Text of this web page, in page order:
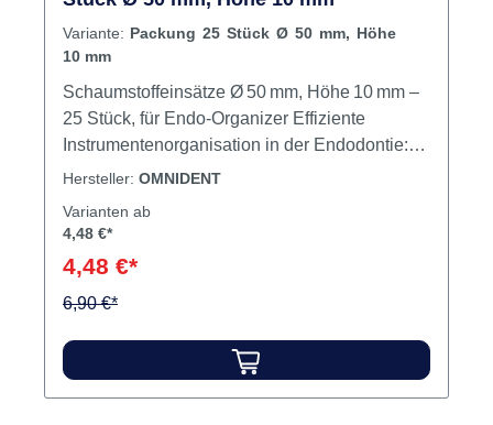
Variante: Packung 25 Stück Ø 50 mm, Höhe
10 mm
Schaumstoffeinsätze Ø 50 mm, Höhe 10 mm –
25 Stück, für Endo-Organizer Effiziente
Instrumentenorganisation in der Endodontie:
feinporige Schaumstoffeinsätze werden in
eingesetzt und unterstützen dort die
Wurzelkanalinstrumenten während der
Behandlung. Produktvorteile – Einsätze aus
passend für gängige Endo-Organizer, -Cleaner
und -Ständer – Ideal zur strukturierten Ablage
Hersteller: OMNIDENT
Varianten ab
4,48 €*
4,48 €*
6,90 €*